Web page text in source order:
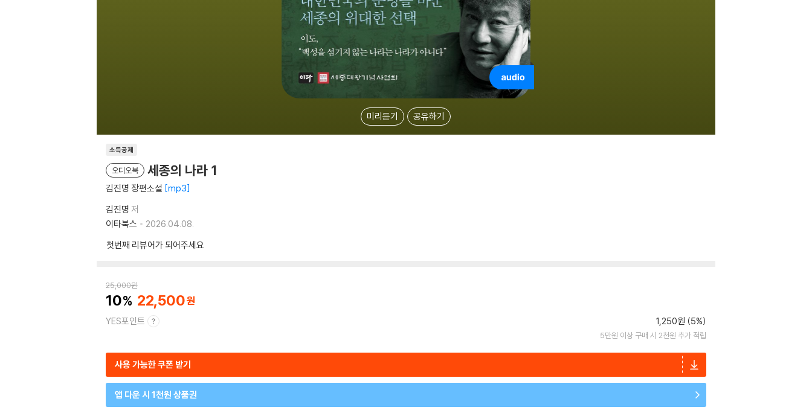
미리듣기 공유하기
소득공제
오디오북 세종의 나라 1
김진명 장편소설 mp3
김진명 저
이타북스
2026.04.08.
첫번째 리뷰어가 되어주세요
25,000원
10 22,500
YES포인트 1,250원 (5%)
5만원 이상 구매 시 2천원 추가 적립
사용 가능한 쿠폰 받기
앱 다운 시 1천원 상품권